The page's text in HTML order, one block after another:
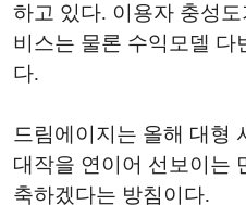
하고 있다. 이용자 충성
비스는 물론 수익모델 다
다.
드림에이지는 올해 대형
대작을 연이어 선보이는
축하겠다는 방침이다.